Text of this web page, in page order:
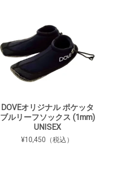
DOVEオリジナル ポケッタ
ブルリーフソックス (1mm)
UNISEX
¥10,450（税込）